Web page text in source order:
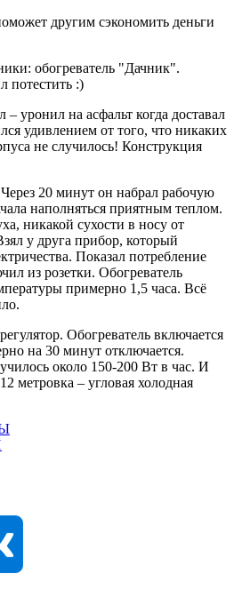
другим сэкономить деньги
обогреватель "Дачник".
потестить :)
уронил на асфальт когда доставал
удивлением от того, что никаких
не случилось! Конструкция
20 минут он набрал рабочую
наполняться приятным теплом.
никакой сухости в носу от
у друга прибор, который
Показал потребление
из розетки. Обогреватель
примерно 1,5 часа. Всё
Обогреватель включается
на 30 минут отключается.
около 150-200 Вт в час. И
метровка – угловая холодная